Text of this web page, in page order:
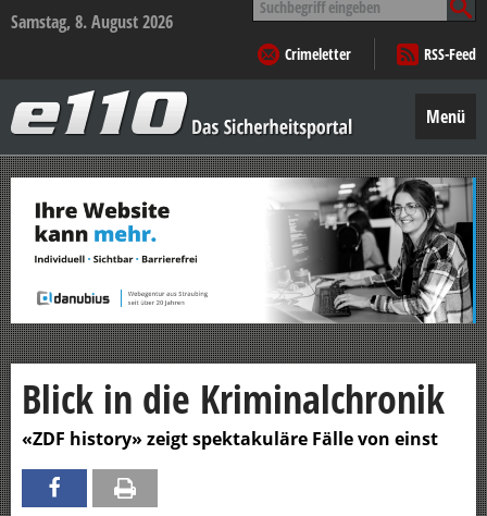
Samstag, 8. August 2026
nach:
Crimeletter
RSS-Feed
–
Das
Sicherheitsportal
Menü
Zum
Inhalt
springen
Blick in die Kriminalchronik
«ZDF history» zeigt spektakuläre Fälle von einst